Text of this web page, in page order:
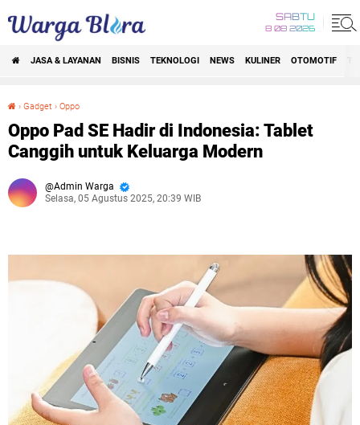
SABTU
8 08 2026
JASA & LAYANAN BISNIS TEKNOLOGI NEWS KULINER OTOMOTIF
› Gadget › Oppo
Oppo Pad SE Hadir di Indonesia: Tablet
Canggih untuk Keluarga Modern
Admin Warga
Selasa, 05 Agustus 2025, 20:39 WIB